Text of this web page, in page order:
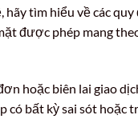
tìm hiểu về các
được phép mang
hoặc biên lai giao
có bất kỳ sai sót hoặc